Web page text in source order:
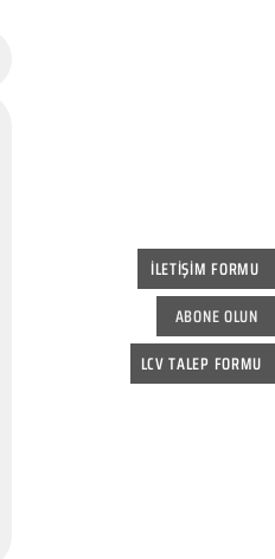
İLETİŞİM FORMU
ABONE OLUN
LCV TALEP FORMU